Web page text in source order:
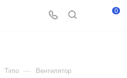
0
Timo — Вентилятор